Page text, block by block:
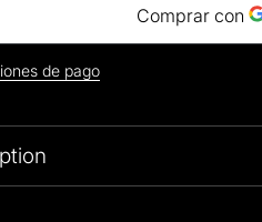
de pago